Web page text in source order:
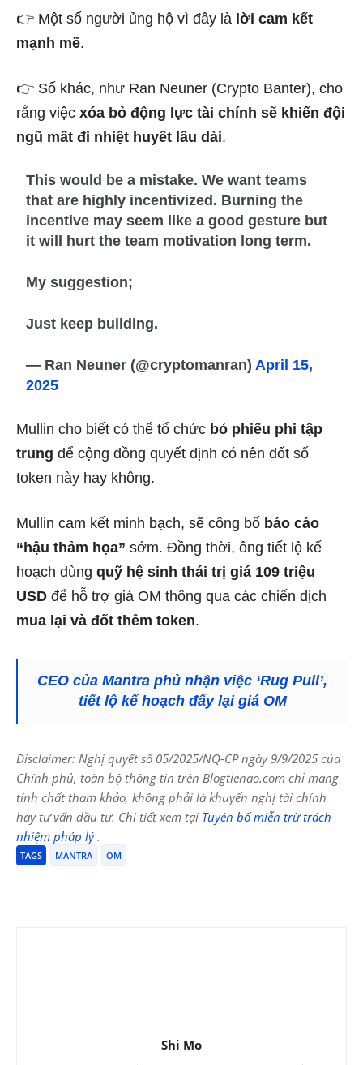
👉 Một số người ủng hộ vì đây là lời cam kết
mạnh mẽ.
👉 Số khác, như Ran Neuner (Crypto Banter), cho
rằng việc xóa bỏ động lực tài chính sẽ khiến đội
ngũ mất đi nhiệt huyết lâu dài.
This would be a mistake. We want teams
that are highly incentivized. Burning the
incentive may seem like a good gesture but
it will hurt the team motivation long term.
My suggestion;
Just keep building.
— Ran Neuner (@cryptomanran) April 15,
2025
Mullin cho biết có thể tổ chức bỏ phiếu phi tập
trung để cộng đồng quyết định có nên đốt số
token này hay không.
Mullin cam kết minh bạch, sẽ công bố báo cáo
“hậu thảm họa” sớm. Đồng thời, ông tiết lộ kế
hoạch dùng quỹ hệ sinh thái trị giá 109 triệu
USD để hỗ trợ giá OM thông qua các chiến dịch
mua lại và đốt thêm token.
CEO của Mantra phủ nhận việc ‘Rug Pull’,
tiết lộ kế hoạch đẩy lại giá OM
Disclaimer: Nghị quyết số 05/2025/NQ-CP ngày 9/9/2025 của
Chính phủ, toàn bộ thông tin trên Blogtienao.com chỉ mang
tính chất tham khảo, không phải là khuyến nghị tài chính
hay tư vấn đầu tư. Chi tiết xem tại Tuyên bố miễn trừ trách
nhiệm pháp lý.
TAGS MANTRA OM
Shi Mo